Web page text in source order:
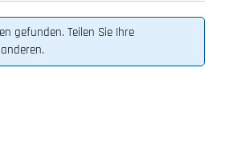
gefunden. Teilen Sie Ihre